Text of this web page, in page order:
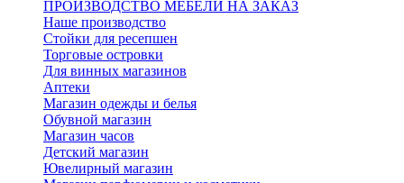
ПРОИЗВОДСТВО МЕБЕЛИ НА ЗАКАЗ
Наше производство
Стойки для ресепшен
Торговые островки
Для винных магазинов
Аптеки
Магазин одежды и белья
Обувной магазин
Магазин часов
Детский магазин
Ювелирный магазин